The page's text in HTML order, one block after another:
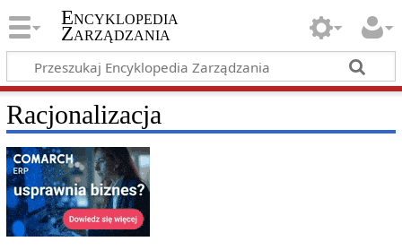
Encyklopedia
Zarządzania
Racjonalizacja